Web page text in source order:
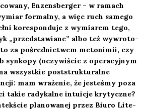
Enzens­ber­ger – w ramach
for­mal­ny, a więc ruch same­go
kore­spon­du­je z wymia­rem tego,
„przed­sta­wia­ne” albo też wywro­to­
to za pośred­nic­twem meto­ni­mii, czy
syn­ko­py (oczy­wi­ście z ope­ra­cyj­nym
wszyst­kie post­struk­tu­ral­ne
mam wra­że­nie, że jeste­śmy poza
takie rady­kal­ne intu­icje kry­tycz­ne?
pla­no­wa­nej przez Biu­ro Lite­